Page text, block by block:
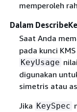
memperoleh
Dalam
Saat Anda
pada kunci
KeyUsage nilai
digunakan
simetris atau
Jika KeySpec